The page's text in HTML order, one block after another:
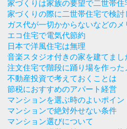
家づくりは家族の要望で二世帯住
家づくりの際に二世帯住宅で検討
ガス代が一切かからないなどのメ
エコ住宅で電気代節約
日本で洋風住宅は無理
音楽スタジオ付きの家を建てまし
注文住宅で階段に踊り場を作った
不動産投資で考えておくことは
節税におすすめのアパート経営
マンションを選ぶ時のよいポイン
マンションで絶対外せない条件
マンション選びについて